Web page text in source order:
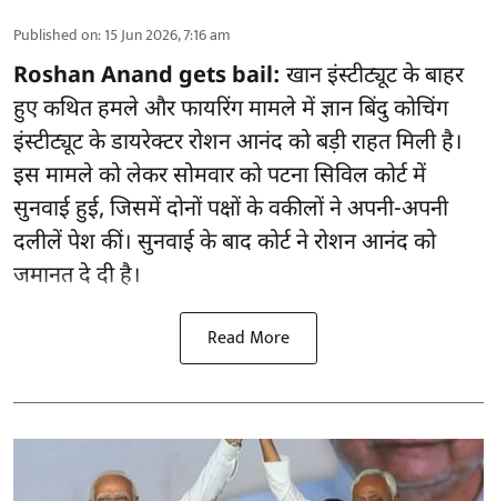
Published on:15 Jun 2026, 7:16 am
Roshan Anand gets bail: खान इंस्टीट्यूट के बाहर
हुए कथित हमले और फायरिंग मामले में ज्ञान बिंदु कोचिंग
इंस्टीट्यूट के डायरेक्टर रोशन आनंद को बड़ी राहत मिली है।
इस मामले को लेकर सोमवार को पटना सिविल कोर्ट में
सुनवाई हुई, जिसमें दोनों पक्षों के वकीलों ने अपनी-अपनी
दलीलें पेश कीं। सुनवाई के बाद कोर्ट ने रोशन आनंद को
जमानत दे दी है।
Read More